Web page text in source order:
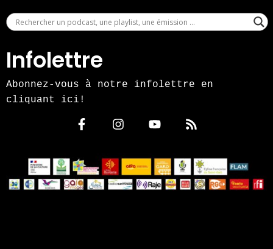
Infolettre
Abonnez-vous à notre infolettre en
cliquant ici!